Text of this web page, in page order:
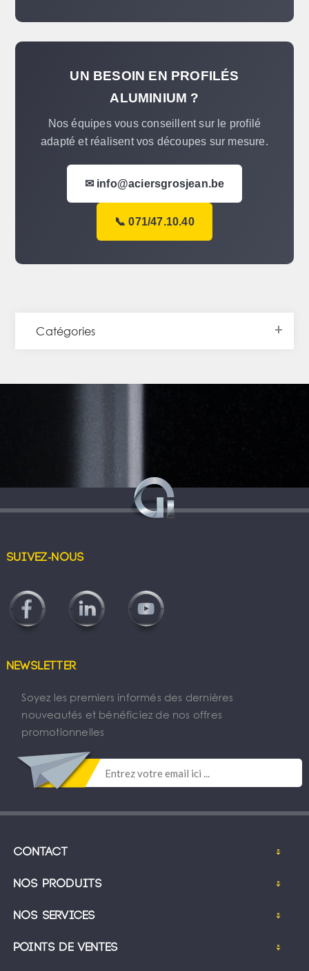
UN BESOIN EN PROFILÉS
ALUMINIUM ?
Nos équipes vous conseillent sur le profilé
adapté et réalisent vos découpes sur mesure.
✉ info@aciersgrosjean.be
📞 071/47.10.40
Catégories
Suivez-nous
Newsletter
Soyez les premiers informés des dernières
nouveautés et bénéficiez de nos offres
promotionnelles
Contact
Nos produits
Nos services
Points de ventes